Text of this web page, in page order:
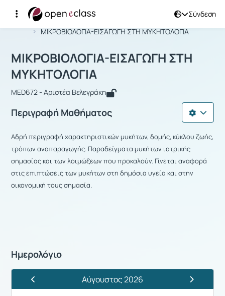
Σύνδεση
Αρχική Σελίδα
ΜΙΚΡΟΒΙΟΛΟΓΙΑ-ΕΙΣΑΓΩΓΗ ΣΤΗ ΜΥΚΗΤΟΛΟΓΙΑ
Μάθημα : ΜΙΚΡΟΒΙΟΛΟΓΙΑ-
ΜΙΚΡΟΒΙΟΛΟΓΙΑ-ΕΙΣΑΓΩΓΗ ΣΤΗ
ΜΥΚΗΤΟΛΟΓΙΑ
MED672 - Αριστέα Βελεγράκη
Περιγραφή Μαθήματος
Αδρή περιγραφή χαρακτηριστικών μυκήτων, δομής, κύκλου ζωής,
τρόπων αναπαραγωγής. Παραδείγματα μυκήτων ιατρικής
σημασίας και των λοιμώξεων που προκαλούν. Γίνεται αναφορά
στις επιπτώσεις των μυκήτων στη δημόσια υγεία και στην
οικονομική τους σημασία.
Ημερολόγιο
Προηγούμενος ΜήναςΑύγουστος 2026
Επόμενος